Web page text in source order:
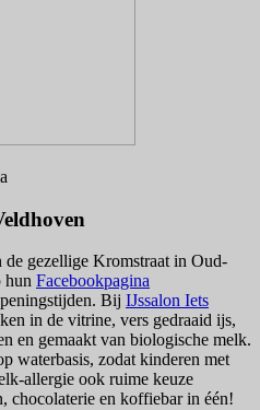
gezellige Kromstraat in Oud-
hun Facebookpagina
Bij IJssalon Iets
in de vitrine, vers gedraaid ijs,
en gemaakt van biologische melk.
waterbasis, zodat kinderen met
allergie ook ruime keuze
chocolaterie en koffiebar in één!